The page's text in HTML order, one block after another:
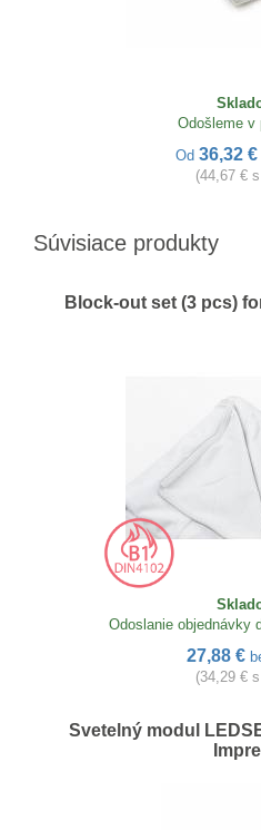
Odošleme v
Od 36,32 €
(44,67 €
Súvisiace produkty
Block-out set (3 pcs)
Odoslanie objednávky
27,88 €
(34,29 €
Svetelný modul